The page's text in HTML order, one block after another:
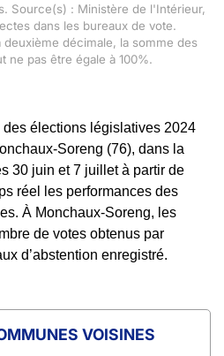
Source(s) : Ministère de l'Intérieur,
dans les bureaux de vote.
deuxième décimale, la somme des
ne pas être égale à 100%.
élections législatives 2024
Soreng (76), dans la
30 juin et 7 juillet à partir de
réel les performances des
À Monchaux-Soreng, les
de votes obtenus par
d’abstention enregistré.
VOISINES